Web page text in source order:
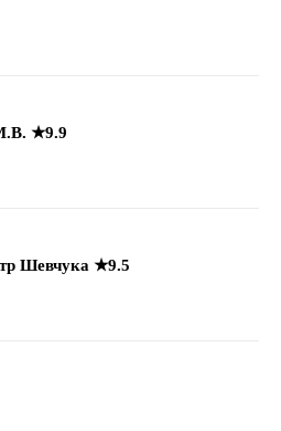
★9.9
Шевчука ★9.5